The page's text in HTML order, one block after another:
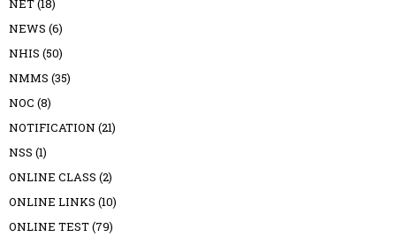
NET(18)
NEWS (6)
NHIS (50)
NMMS (35)
NOC (8)
NOTIFICATION (21)
NSS (1)
ONLINE CLASS (2)
ONLINE LINKS (10)
ONLINE TEST(79)